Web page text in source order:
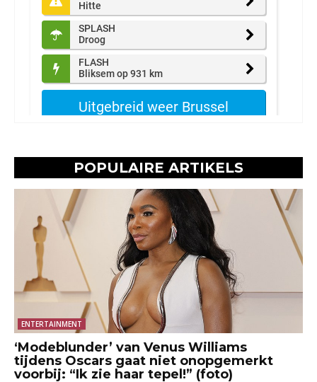
POPULAIRE ARTIKELS
ENTERTAINMENT
‘Modeblunder’ van Venus Williams
tijdens Oscars gaat niet onopgemerkt
voorbij: “Ik zie haar tepel!” (foto)